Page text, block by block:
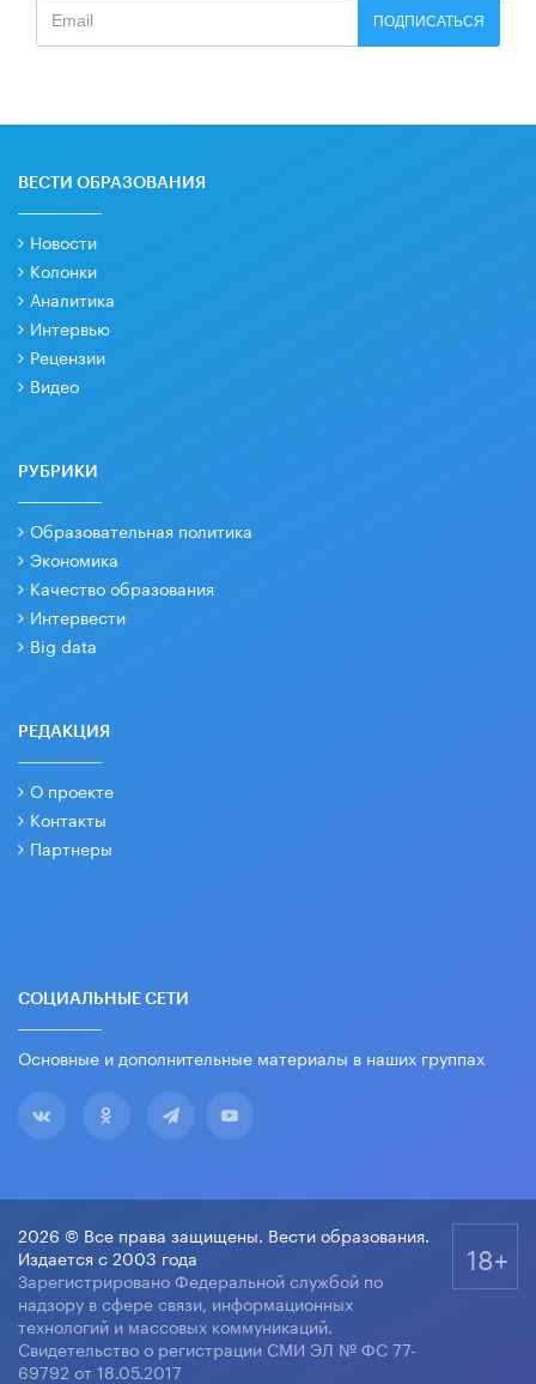
ПОДПИСАТЬСЯ
ВЕСТИ ОБРАЗОВАНИЯ
Новости
Колонки
Аналитика
Интервью
Рецензии
Видео
РУБРИКИ
Образовательная политика
Экономика
Качество образования
Интервести
Big data
РЕДАКЦИЯ
О проекте
Контакты
Партнеры
СОЦИАЛЬНЫЕ СЕТИ
Основные и дополнительные материалы в наших группах
2026 © Все права защищены. Вести образования.
Издается с 2003 года
Зарегистрировано Федеральной службой по
надзору в сфере связи, информационных
технологий и массовых коммуникаций.
Свидетельство о регистрации СМИ ЭЛ № ФС 77-
69792 от 18.05.2017
18+